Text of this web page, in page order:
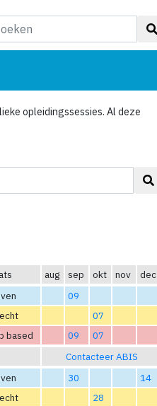
opleidingssessies. Al deze
aug sep okt nov
dec
09
07
based 09
07
Contacteer ABIS
30
14
28